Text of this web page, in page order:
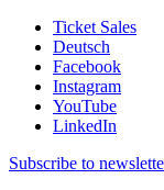
Ticket Sales
Deutsch
Facebook
Instagram
YouTube
LinkedIn
Subscribe to